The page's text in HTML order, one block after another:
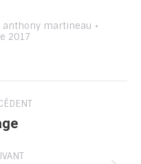
anthony martineau
2017